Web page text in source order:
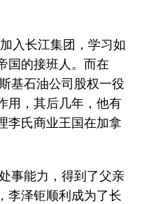
入长江集团，学习如
国的接班人。而在
基石油公司股权一役
用，其后几年，他有
李氏商业王国在加拿
事能力，得到了父亲
李泽钜顺利成为了长